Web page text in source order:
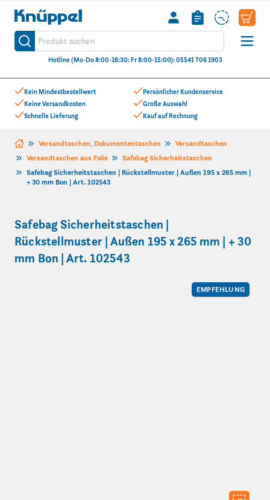
Kein Mindestbestellwert
Keine Versandkosten
Schnelle Lieferung
Persönlicher Kundenservice
Große Auswahl
Kauf auf Rechnung
Knüppel
Produkt suchen
Suche
Hotline (Mo-Do 8:00-16:30: Fr 8:00-15:00): 05541 706 1903
Zum Inhalt springen
Versandtaschen, Dokumententaschen
Versandtaschen
Versandtaschen aus Folie
Safebag Sicherheitstaschen
Safebag Sicherheitstaschen | Rückstellmuster | Außen 195 x 265 mm |
+ 30 mm Bon | Art. 102543
Safebag Sicherheitstaschen |
Rückstellmuster | Außen 195 x 265 mm | + 30
mm Bon | Art. 102543
EMPFEHLUNG